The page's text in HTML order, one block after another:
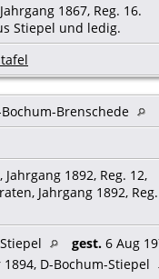
1867, Reg. 16.
Stiepel und ledig.
Bochum-Brenschede
1892, Reg. 12,
Jahrgang 1892, Reg.
gest. 6 Aug
1894, D-Bochum-Stiepel